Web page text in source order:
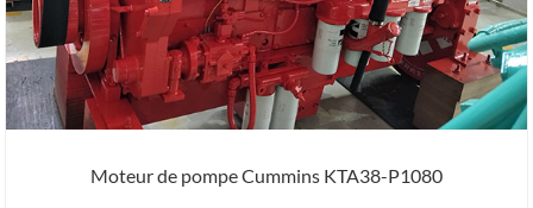
Moteur de pompe Cummins KTA38-P1080